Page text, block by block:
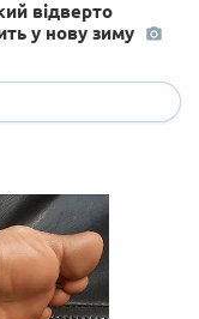
відверто
у нову зиму